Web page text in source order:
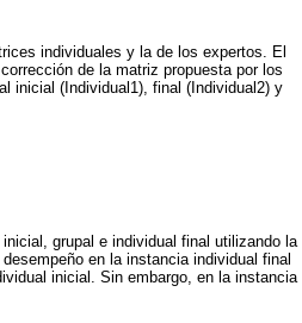
individuales y la de los expertos. El
de la matriz propuesta por los
inicial (Individual1), final (Individual2) y
grupal e individual final utilizando la
en la instancia individual final
inicial. Sin embargo, en la instancia